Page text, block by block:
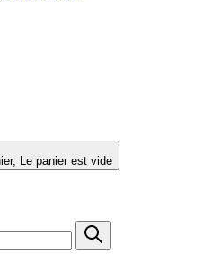
Basculer le mini-panier, Le panier est vide